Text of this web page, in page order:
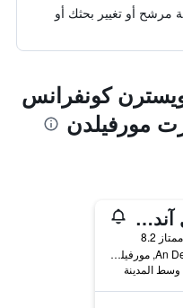
مرشح أو تغيير بحثك أو
كونفرانس
مورفيلدن
أنور هوتل آند كونفرانس سنتر فرانكفورت إيربورت
ممتاز 8.2
8-10 An Der Brücke, مورفيلدين-ولدورف, هسه, ألمانيا